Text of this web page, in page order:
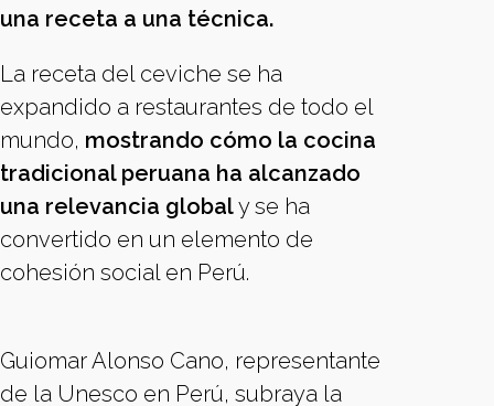
una receta a una técnica.
La receta del ceviche se ha
expandido a restaurantes de todo el
mundo, mostrando cómo la cocina
tradicional peruana ha alcanzado
una relevancia globaly se ha
convertido en un elemento de
cohesión social en Perú.
Guiomar Alonso Cano, representante
de la Unesco en Perú, subraya la